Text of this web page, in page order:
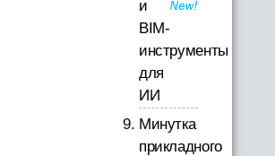
и
BIM-
инструменты
для
ИИ
Минутка
прикладного